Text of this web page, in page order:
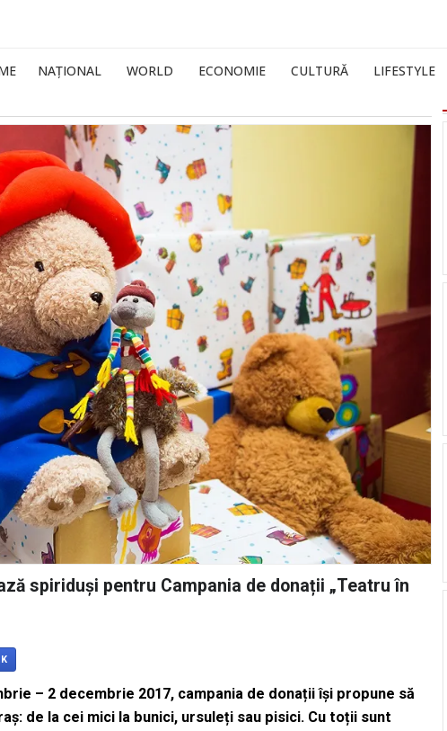
NAȚIONAL WORLD ECONOMIE CULTURĂ LIFESTYLE
spiriduși pentru Campania de donații „Teatru în
– 2 decembrie 2017, campania de donații își propune să
de la cei mici la bunici, ursuleți sau pisici. Cu toții sunt